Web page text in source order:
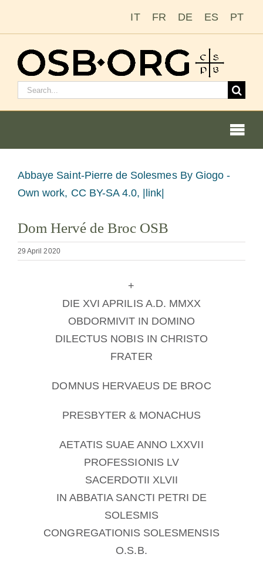
IT FR DE ES PT
Search
Our Roots
The Benedictine Order
OSB Archive
View
Larger
Abbaye Saint-Pierre de Solesmes By Giogo -
Own work, CC BY-SA 4.0, |link|
Dom Hervé de Broc OSB
29 April 2020
+
DIE XVI APRILIS A.D. MMXX
OBDORMIVIT IN DOMINO
DILECTUS NOBIS IN CHRISTO
FRATER
DOMNUS HERVAEUS DE BROC
PRESBYTER & MONACHUS
AETATIS SUAE ANNO LXXVII
PROFESSIONIS LV
SACERDOTII XLVII
IN ABBATIA SANCTI PETRI DE
SOLESMIS
CONGREGATIONIS SOLESMENSIS
O.S.B.